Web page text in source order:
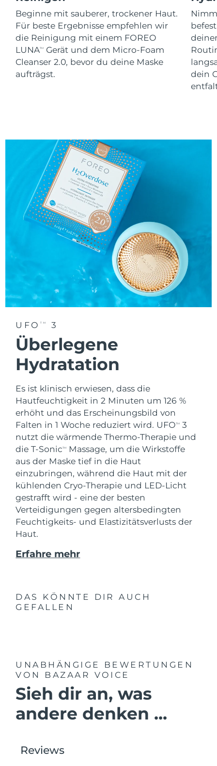
Beginne mit sauberer, trockener Haut.
Für beste Ergebnisse empfehlen wir
die Reinigung mit einem FOREO
LUNATM
Gerät und dem Micro-Foam
Cleanser 2.0, bevor du deine Maske
aufträgst.
dein
UFO TM 3
Überlegene
Hydratation
Es ist klinisch erwiesen, dass die
Hautfeuchtigkeit in 2 Minuten um 126 %
erhöht und das Erscheinungsbild von
Falten in 1 Woche reduziert wird. UFOTM
3
nutzt die wärmende Thermo-Therapie und
die T-SonicTM
Massage, um die Wirkstoffe
aus der Maske tief in die Haut
einzubringen, während die Haut mit der
kühlenden Cryo-Therapie und LED-Licht
gestrafft wird - eine der besten
Verteidigungen gegen altersbedingten
Feuchtigkeits- und Elastizitätsverlusts der
Haut.
Erfahre mehr
DAS KÖNNTE DIR AUCH
GEFALLEN
UNABHÄNGIGE BEWERTUNGEN
VON BAZAAR VOICE
Sieh dir an, was
andere denken ...